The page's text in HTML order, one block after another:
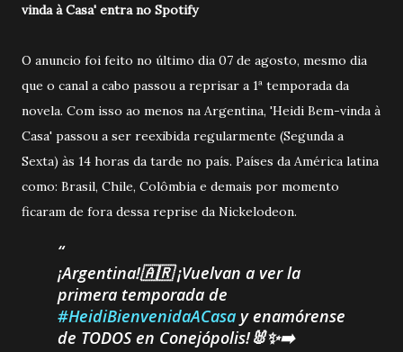
vinda à Casa' entra no Spotify
O anuncio foi feito no último dia 07 de agosto, mesmo dia
que o canal a cabo passou a reprisar a 1ª temporada da
novela. Com isso ao menos na Argentina, 'Heidi Bem-vinda à
Casa' passou a ser reexibida regularmente (Segunda a
Sexta) às 14 horas da tarde no país. Países da América latina
como: Brasil, Chile, Colômbia e demais por momento
ficaram de fora dessa reprise da Nickelodeon.
¡Argentina!🇦🇷 ¡Vuelvan a ver la
primera temporada de
#HeidiBienvenidaACasa y enamórense
de TODOS en Conejópolis!🐰✨➡️